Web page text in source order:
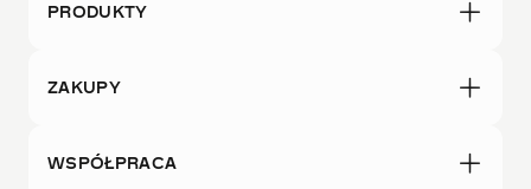
PRODUKTY
ZAKUPY
WSPÓŁPRACA